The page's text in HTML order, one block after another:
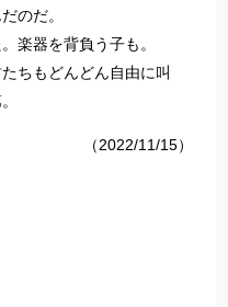
のだ。
楽器を背負う子も。
ちもどんどん自由に叫
（2022/11/15）